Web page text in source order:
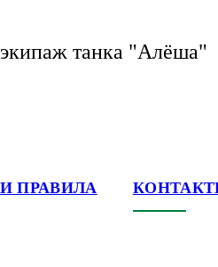
танка "Алёша"
ПРАВИЛА